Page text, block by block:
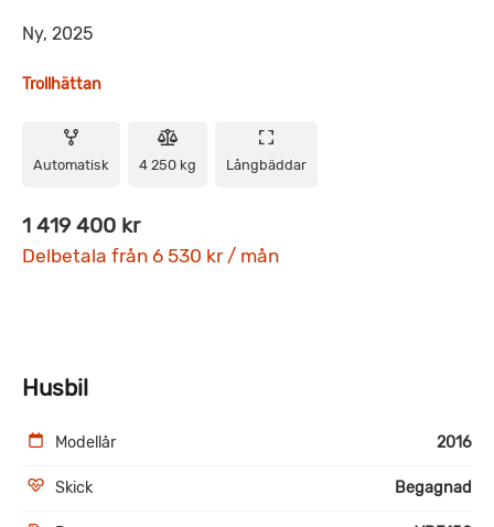
Ny, 2025
Trollhättan
Automatisk 4 250 kg Långbäddar
1 419 400 kr
Delbetala från 6 530 kr / mån
Husbil
Modellår 2016
Skick Begagnad